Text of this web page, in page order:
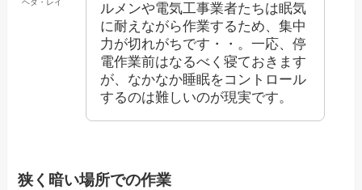
ルメンや電気工事業者たちは眠気
に耐えながら作業するため、集中
力が切れがちです・・。一応、停
電作業前はなるべく寝ておきます
が、なかなか睡眠をコントロール
するのは難しいのが現実です。
狭く暗い場所での作業